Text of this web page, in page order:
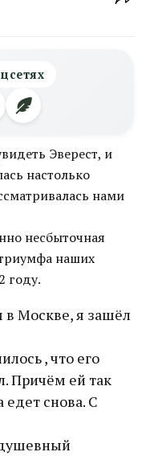
Эверест, и
настолько
нами
несбыточная
наших
году.
в Москве, я зашёл
, что его
Причём ей так
едет снова. С